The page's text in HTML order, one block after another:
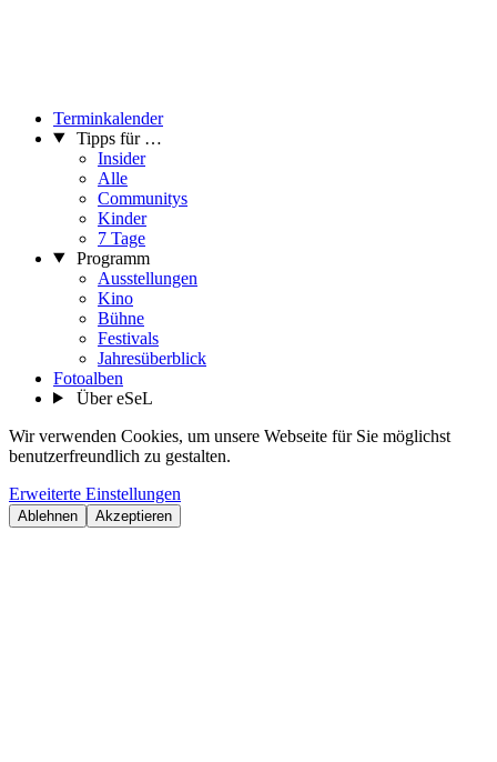
Terminkalender
Tipps für …
Insider
Alle
Communitys
Kinder
7 Tage
Programm
Ausstellungen
Kino
Bühne
Festivals
Jahresüberblick
Fotoalben
Über eSeL
Wir verwenden Cookies, um unsere Webseite für Sie möglichst
benutzerfreundlich zu gestalten.
Erweiterte Einstellungen
Ablehnen Akzeptieren